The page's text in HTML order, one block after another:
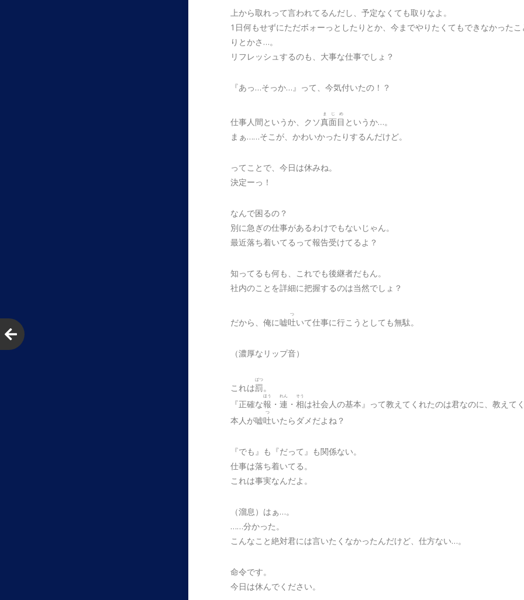
上から取れって言われてるんだし、予定なくても取りなよ。
1日何もせずにただボォーっとしたりとか、今までやりたくてもできなかった
りとかさ…。
リフレッシュするのも、大事な仕事でしょ？
『あっ…そっか…』って、今気付いたの！？
仕事人間というか、クソ真面目
まじめ
というか…。
まぁ……そこが、かわいかったりするんだけど。
ってことで、今日は休みね。
決定ーっ！
なんで困るの？
別に急ぎの仕事があるわけでもないじゃん。
最近落ち着いてるって報告受けてるよ？
知ってるも何も、これでも後継者だもん。
社内のことを詳細に把握するのは当然でしょ？
だから、俺に嘘吐
つ
いて仕事に行こうとしても無駄。
（濃厚なリップ音）
これは罰
ばつ
。
『正確な報
ほう
・ 連
れん
・ 相
そう
は社会人の基本』って教えてくれたのは君なのに、教えて
本人が嘘吐
つ
いたらダメだよね？
『でも』も『だって』も関係ない。
仕事は落ち着いてる。
これは事実なんだよ。
（溜息）はぁ…。
……分かった。
こんなこと絶対君には言いたくなかったんだけど、仕方ない…。
命令です。
今日は休んでください。